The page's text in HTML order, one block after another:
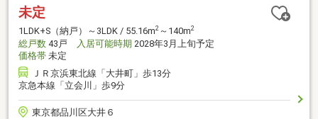
未定
1LDK+S（納戸）～3LDK / 55.16m2 ～140m2
総戸数 43戸 入居可能時期 2028年3月上旬予定
価格帯 未定
ＪＲ京浜東北線「大井町」歩13分
京急本線「立会川」歩9分
東京都品川区大井６